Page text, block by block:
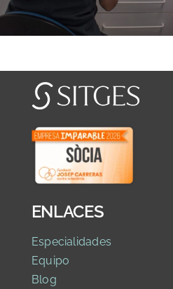
ENLACES
Especialidades
Equipo
Blog